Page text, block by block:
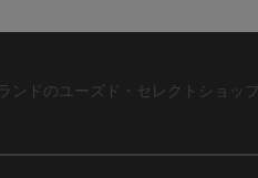
ンドのユーズド・セレクトショップ